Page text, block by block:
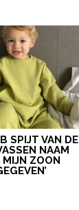
SPIJT VAN DE
NAAM
MIJN ZOON